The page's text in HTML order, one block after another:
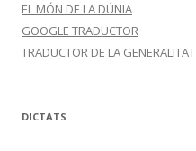
EL MÓN DE LA DÚNIA
GOOGLE TRADUCTOR
TRADUCTOR DE LA GENERALITAT
DICTATS